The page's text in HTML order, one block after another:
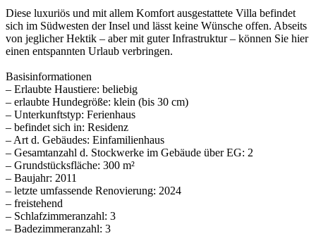
Diese luxuriös und mit allem Komfort ausgestattete Villa befindet
sich im Südwesten der Insel und lässt keine Wünsche offen. Abseits
von jeglicher Hektik – aber mit guter Infrastruktur – können Sie hier
einen entspannten Urlaub verbringen.
Basisinformationen
– Erlaubte Haustiere: beliebig
– erlaubte Hundegröße: klein (bis 30 cm)
– Unterkunftstyp: Ferienhaus
– befindet sich in: Residenz
– Art d. Gebäudes: Einfamilienhaus
– Gesamtanzahl d. Stockwerke im Gebäude über EG: 2
– Grundstücksfläche: 300 m²
– Baujahr: 2011
– letzte umfassende Renovierung: 2024
– freistehend
– Schlafzimmeranzahl: 3
– Badezimmeranzahl: 3